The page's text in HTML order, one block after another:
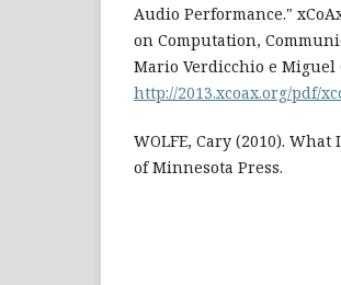
Audio Performance."
on Computation,
Mario Verdicchio e Miguel
http://2013.xcoax.org/pdf/
WOLFE, Cary (2010).
of Minnesota Press.